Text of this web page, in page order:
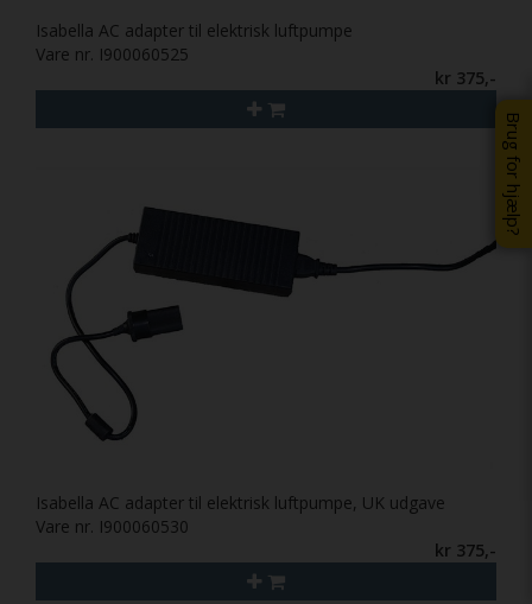
Brug for hjælp?
Isabella AC adapter til elektrisk luftpumpe
Vare nr. I900060525
kr 375,-
Isabella AC adapter til elektrisk luftpumpe, UK udgave
Vare nr. I900060530
kr 375,-